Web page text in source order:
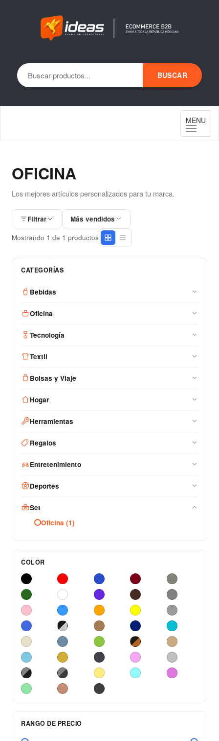
BUSCAR
Toggle
navigation
MENU
OFICINA
Los mejores artículos personalizados para tu marca.
Filtrar Más vendidos
Mostrando 1 de 1 productos
CATEGORÍAS
Bebidas
Oficina
Tecnología
Textil
Bolsas y Viaje
Hogar
Herramientas
Regalos
Entretenimiento
Deportes
Set
Oficina (1)
COLOR
RANGO DE PRECIO